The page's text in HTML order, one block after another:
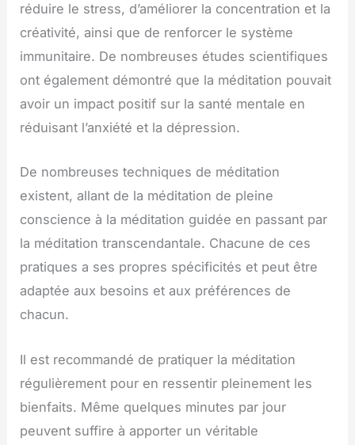
réduire le stress, d’améliorer la concentration et la
créativité, ainsi que de renforcer le système
immunitaire. De nombreuses études scientifiques
ont également démontré que la méditation pouvait
avoir un impact positif sur la santé mentale en
réduisant l’anxiété et la dépression.
De nombreuses techniques de méditation
existent, allant de la méditation de pleine
conscience à la méditation guidée en passant par
la méditation transcendantale. Chacune de ces
pratiques a ses propres spécificités et peut être
adaptée aux besoins et aux préférences de
chacun.
Il est recommandé de pratiquer la méditation
régulièrement pour en ressentir pleinement les
bienfaits. Même quelques minutes par jour
peuvent suffire à apporter un véritable